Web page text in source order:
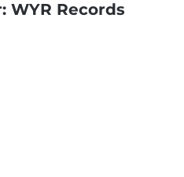
WYR Records